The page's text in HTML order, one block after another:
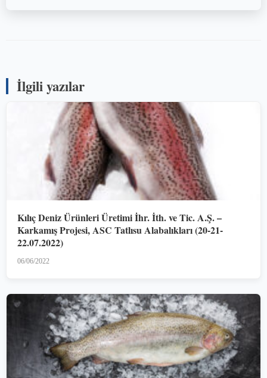
İlgili yazılar
Kılıç Deniz Ürünleri Üretimi İhr. İth. ve Tic. A.Ş. –
Karkamış Projesi, ASC Tatlısu Alabalıkları (20-21-
22.07.2022)
06/06/2022